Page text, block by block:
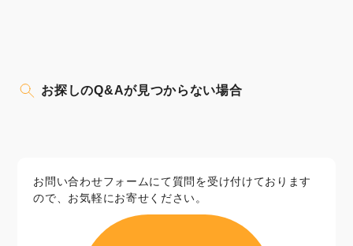
お探しのQ&Aが見つからない場合
お問い合わせフォームにて質問を受け付けております
ので、お気軽にお寄せください。